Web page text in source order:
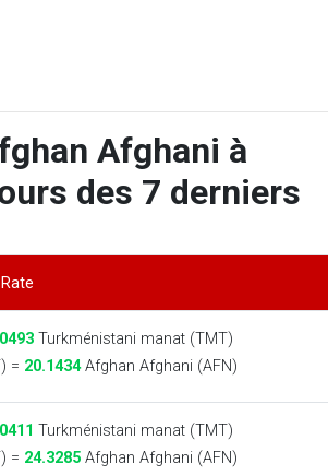
Afghani à
des 7 derniers
Rate
Turkménistani manat (TMT)
= 20.1434Afghan Afghani (AFN)
Turkménistani manat (TMT)
= 24.3285Afghan Afghani (AFN)